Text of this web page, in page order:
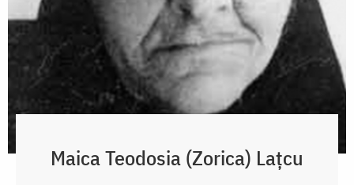
Maica Teodosia (Zorica) Lațcu